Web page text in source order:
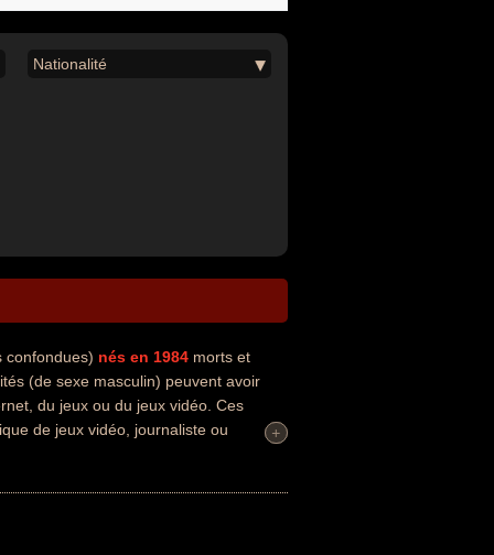
Nationalité
nés en 1984 morts et
(de sexe masculin) peuvent avoir
du jeux ou du jeux vidéo. Ces
de jeux vidéo, journaliste ou
+
+